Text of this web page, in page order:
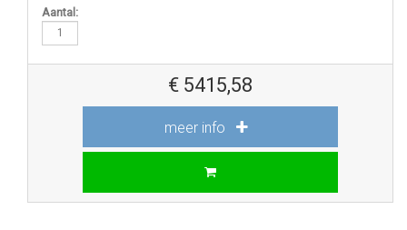
Aantal:
€ 5415,58
meer info